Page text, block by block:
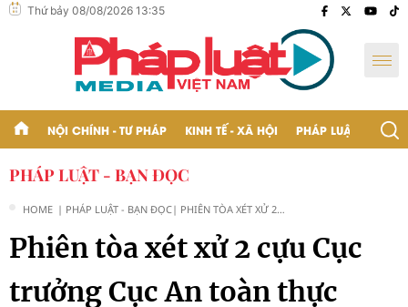
Thứ bảy 08/08/2026 13:35
NỘI CHÍNH - TƯ PHÁP KINH TẾ - XÃ HỘI PHÁP LUẬT - BẠN
PHÁP LUẬT - BẠN ĐỌC
HOME | PHÁP LUẬT - BẠN ĐỌC| PHIÊN TÒA XÉT XỬ 2
AN TOÀN THỰC PHẨM
DỰ KIẾN KÉO DÀI 10
Phiên tòa xét xử 2 cựu Cục
trưởng Cục An toàn thực